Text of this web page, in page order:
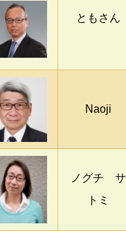
ともさん
Naoji
ノグチ サ
トミ